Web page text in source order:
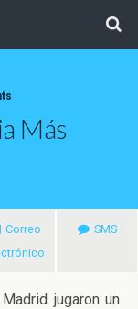
Más
Correo
SMS
jugaron un